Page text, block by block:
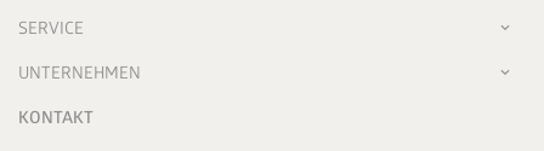
SERVICE
UNTERNEHMEN
KONTAKT